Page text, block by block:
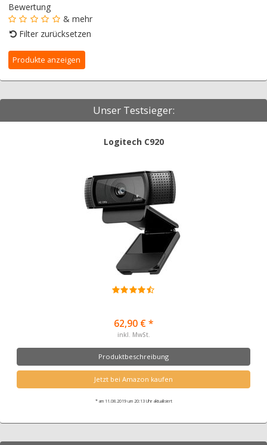
Bewertung
& mehr
Filter zurücksetzen
Unser Testsieger:
Logitech C920
62,90 € *
inkl. MwSt.
Produktbeschreibung
Jetzt bei Amazon kaufen
* am 11.08.2019 um 20:13 Uhr aktualisiert